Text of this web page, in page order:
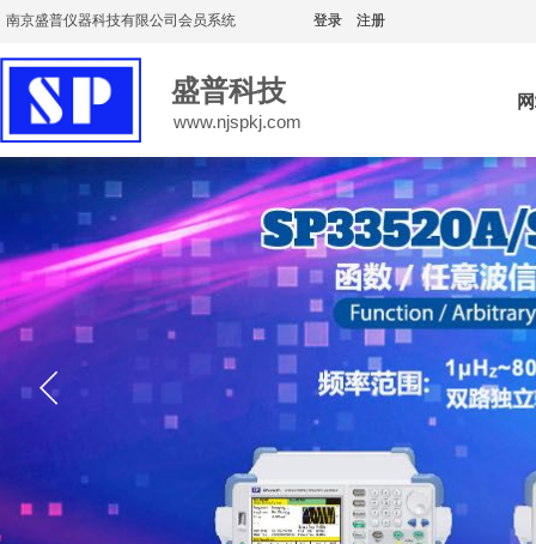
登录 注册
登录 注册
南京盛普仪器科技有限公司会员系统
www.njspkj.com
盛普科技